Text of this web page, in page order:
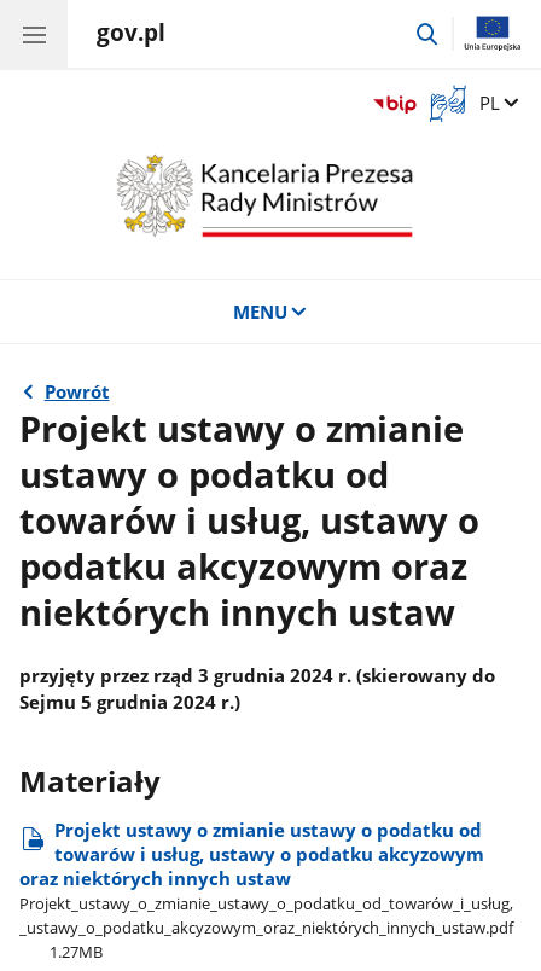
gov.pl
przejdź
Otwórz
okno
Zmień
PL
MENU
Powrót
Projekt ustawy o zmianie
ustawy o podatku od
towarów i usług, ustawy o
podatku akcyzowym oraz
niektórych innych ustaw
przyjęty przez rząd 3 grudnia 2024 r. (skierowany do
Sejmu 5 grudnia 2024 r.)
Materiały
Projekt ustawy o zmianie ustawy o podatku od
towarów i usług, ustawy o podatku akcyzowym
oraz niektórych innych ustaw
Projekt​_ustawy​_o​_zmianie​_ustawy​_o​_podatku​_od​_towarów​_i​_usług,​
_ustawy​_o​_podatku​_akcyzowym​_oraz​_niektórych​_innych​_ustaw.pdf
1.27MB